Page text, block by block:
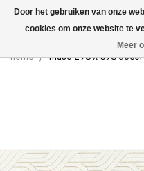
home / muse 298 x 598
Door het gebruiken van onze
cookies om onze website te
Meer